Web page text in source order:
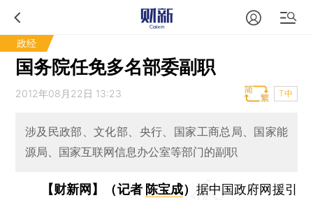
政经
国务院任免多名部委副职
2012年08月22日 13:23 T中
涉及民政部、文化部、央行、国家工商总局、国家能
源局、国家互联网信息办公室等部门的副职
【财新网】（记者 陈宝成） 据中国政府网援引